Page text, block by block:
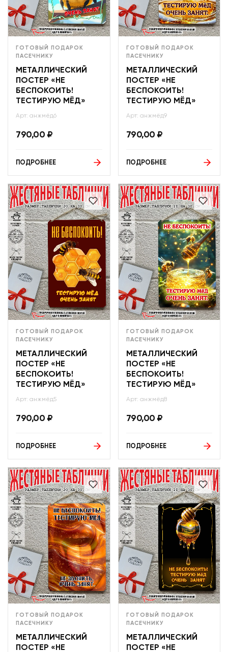
ГОТОВЫЙ ПОДАРОК
ПАСЕЧНИКУ
МЕТАЛЛИЧЕСКИЙ
ПОСТЕР «НЕ
БЕСПОКОИТЬ!
ТЕСТИРУЮ МЁД»
Арт: анжмёд6
790,00 ₽
ПОДРОБНЕЕ
ГОТОВЫЙ ПОДАРОК
ПАСЕЧНИКУ
МЕТАЛЛИЧЕСКИЙ
ПОСТЕР «НЕ
БЕСПОКОИТЬ!
ТЕСТИРУЮ МЁД»
Арт: анжмёд9
790,00 ₽
ПОДРОБНЕЕ
ГОТОВЫЙ ПОДАРОК
ПАСЕЧНИКУ
МЕТАЛЛИЧЕСКИЙ
ПОСТЕР «НЕ
БЕСПОКОИТЬ!
ТЕСТИРУЮ МЁД»
Арт: анжмёд5
790,00 ₽
ПОДРОБНЕЕ
ГОТОВЫЙ ПОДАРОК
ПАСЕЧНИКУ
МЕТАЛЛИЧЕСКИЙ
ПОСТЕР «НЕ
БЕСПОКОИТЬ!
ТЕСТИРУЮ МЁД»
Арт: анжмёд8
790,00 ₽
ПОДРОБНЕЕ
ГОТОВЫЙ ПОДАРОК
ПАСЕЧНИКУ
МЕТАЛЛИЧЕСКИЙ
ПОСТЕР «НЕ
ГОТОВЫЙ ПОДАРОК
ПАСЕЧНИКУ
МЕТАЛЛИЧЕСКИЙ
ПОСТЕР «НЕ